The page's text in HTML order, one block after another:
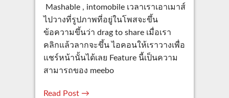
Mashable , intomobile เวลาเราเอาเมาส์
ไปวางที่รูปภาพที่อยู่ในโพสจะขึ้น
ข้อความขึ้นว่า drag to share เมื่อเรา
คลิกแล้วลากจะขึ้น ไอคอนให้เราวางเพื่อ
แชร์หน้านั้นได้เลย Feature นี้เป็นความ
สามารถของ meebo
Read Post →